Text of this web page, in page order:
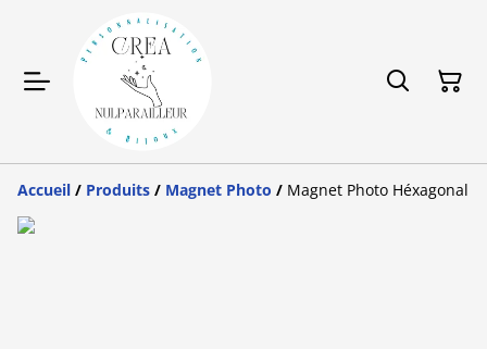
Accueil / Produits / Magnet Photo / Magnet Photo Héxagonal